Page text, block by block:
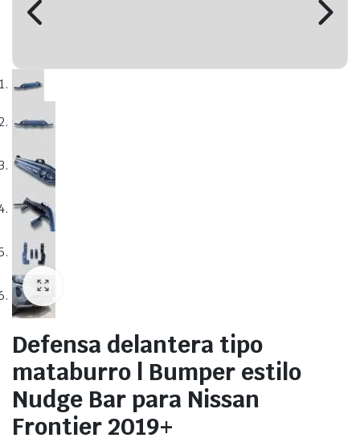
Defensa delantera tipo
mataburro | Bumper estilo
Nudge Bar para Nissan
Frontier 2019+